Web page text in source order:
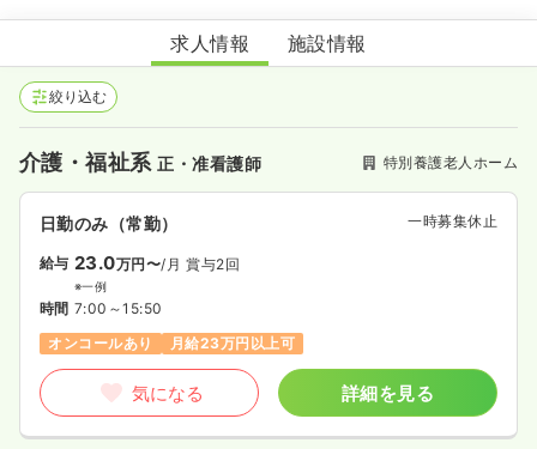
特別養護老人ホーム 海光園
求人情報 施設情報
絞り込む
介護・福祉系正・准看護師 特別養護老人ホーム
日勤のみ（常勤） 一時募集休止
給与 23.0万円〜/月 賞与2回
※一例
時間 7:00～15:50
オンコールあり
月給23万円以上可
気になる 詳細を見る